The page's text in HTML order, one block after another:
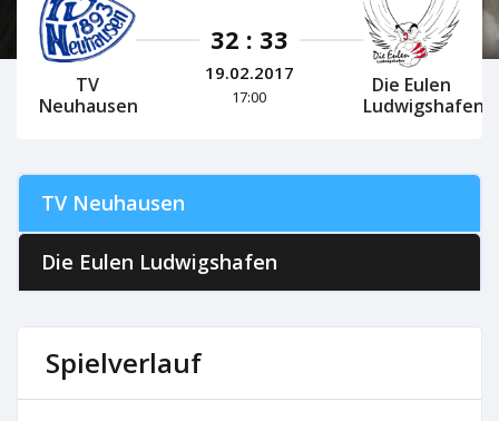
TV
Neuhausen
32 : 33
19.02.2017
17:00
Die Eulen
Ludwigshafen
TV Neuhausen
Die Eulen Ludwigshafen
Spielverlauf